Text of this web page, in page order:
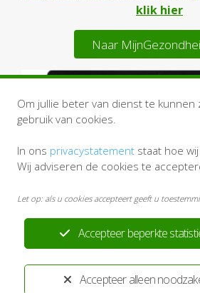
klik hier
Naar
Accepteer alleen
Accepteer beperkte
Om jullie beter van dienst te kunnen
gebruik van cookies.
In ons privacystatement staat hoe
Wij adviseren de cookies te
Let op: als u cookies accepteert geeft u